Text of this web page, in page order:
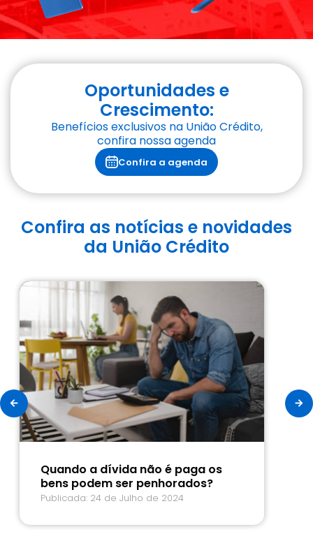
Oportunidades e
Crescimento:
Benefícios exclusivos na União Crédito,
confira nossa agenda
Confira a agenda
Confira as notícias e novidades
da União Crédito
Como evitar o aumento da
inadimplência em sua empresa?
Publicada: 14 de Julho de 2024